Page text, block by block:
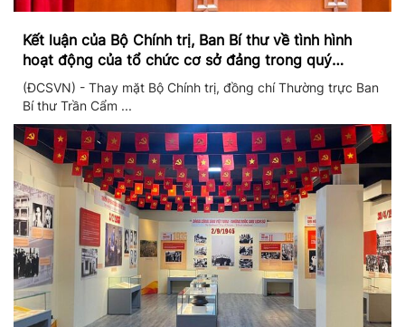
Kết luận của Bộ Chính trị, Ban Bí thư về tình hình
hoạt động của tổ chức cơ sở đảng trong quý
II/2026
(ĐCSVN) - Thay mặt Bộ Chính trị, đồng chí Thường trực Ban
Bí thư Trần Cẩm ...